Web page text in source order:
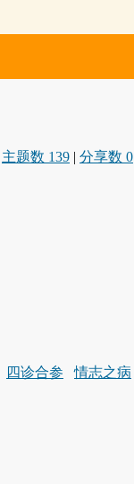
主题数 139 | 分享数 0
四诊合参 情志之病